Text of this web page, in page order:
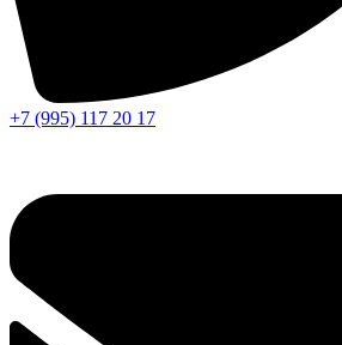
+7 (995) 117 20 17